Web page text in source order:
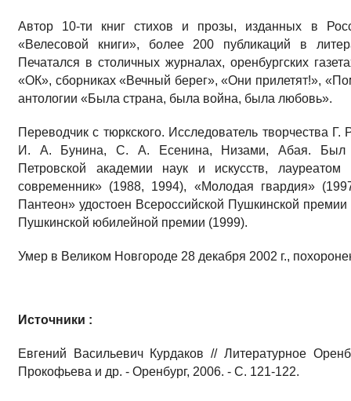
Автор 10-ти книг стихов и прозы, изданных в
«Велесовой книги», более 200 публикаций в
Печатался в столичных журналах, оренбургских
«ОК», сборниках «Вечный берег», «Они прилетят!»,
антологии «Была страна, была война, была любовь».
Переводчик с тюркского. Исследователь творчества
И. А. Бунина, С. А. Есенина, Низами, Абая. Был
Петровской академии наук и искусств,
современник» (1988, 1994), «Молодая гвардия»
Пантеон» удостоен Всероссийской Пушкинской
Пушкинской юбилейной премии (1999).
Умер в Великом Новгороде 28 декабря 2002 г.,
Источники :
Евгений Васильевич Курдаков // Литературное
Прокофьева и др. - Оренбург, 2006. - С. 121-122.